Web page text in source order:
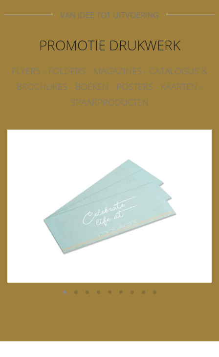
VAN IDEE TOT UITVOERING
PROMOTIE DRUKWERK
FLYERS - FOLDERS - MAGAZINES - CATALOGUS &
BROCHURES - BOEKEN - POSTERS - KAARTEN -
SPAARPRODUCTEN